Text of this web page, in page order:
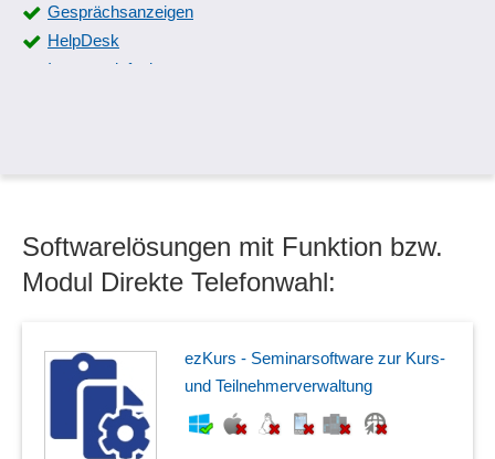
Gesprächsanzeigen
HelpDesk
Internettelefonie
Konferenzschaltung
Mehrere Sprachkanäle
MFV-Nummern
Remote Systemsteuerung
Rufnummernunterdrückung
Schnittstellen zu TAPI/SIP
Screen-Pop
Softwarelösungen mit Funktion bzw.
Modul Direkte Telefonwahl:
ezKurs - Seminarsoftware zur Kurs-
und Teilnehmerverwaltung